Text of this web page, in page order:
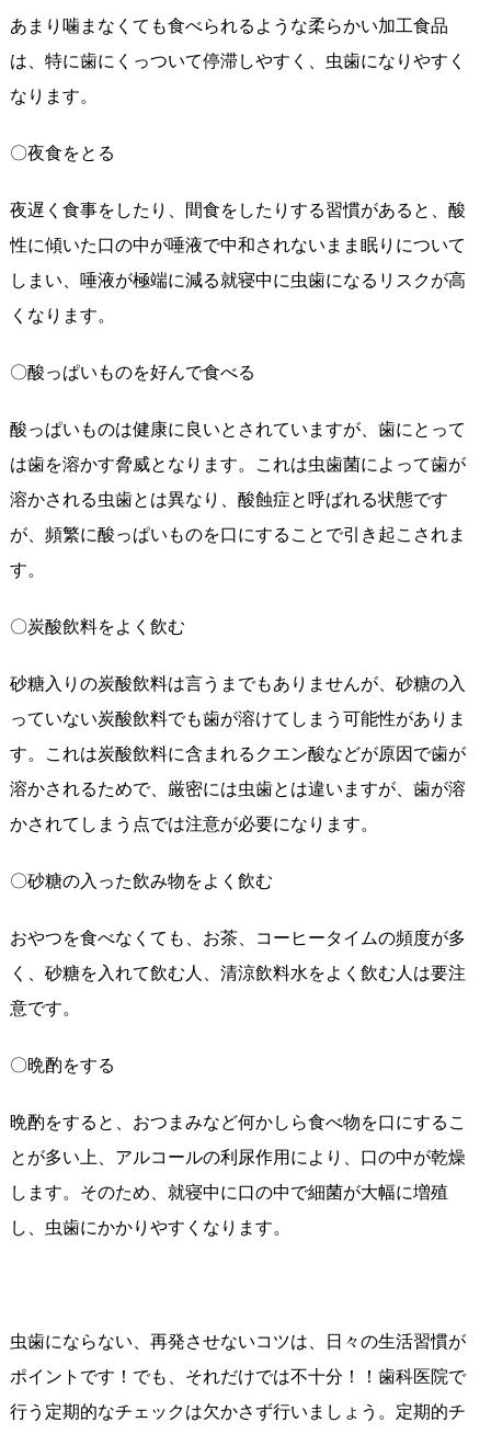
あまり噛まなくても食べられるような柔らかい加工食品
は、特に歯にくっついて停滞しやすく、虫歯になりやすく
なります。
〇夜食をとる
夜遅く食事をしたり、間食をしたりする習慣があると、酸
性に傾いた口の中が唾液で中和されないまま眠りについて
しまい、唾液が極端に減る就寝中に虫歯になるリスクが高
くなります。
〇酸っぱいものを好んで食べる
酸っぱいものは健康に良いとされていますが、歯にとって
は歯を溶かす脅威となります。これは虫歯菌によって歯が
溶かされる虫歯とは異なり、酸蝕症と呼ばれる状態です
が、頻繁に酸っぱいものを口にすることで引き起こされま
す。
〇炭酸飲料をよく飲む
砂糖入りの炭酸飲料は言うまでもありませんが、砂糖の入
っていない炭酸飲料でも歯が溶けてしまう可能性がありま
す。これは炭酸飲料に含まれるクエン酸などが原因で歯が
溶かされるためで、厳密には虫歯とは違いますが、歯が溶
かされてしまう点では注意が必要になります。
〇砂糖の入った飲み物をよく飲む
おやつを食べなくても、お茶、コーヒータイムの頻度が多
く、砂糖を入れて飲む人、清涼飲料水をよく飲む人は要注
意です。
〇晩酌をする
晩酌をすると、おつまみなど何かしら食べ物を口にするこ
とが多い上、アルコールの利尿作用により、口の中が乾燥
します。そのため、就寝中に口の中で細菌が大幅に増殖
し、虫歯にかかりやすくなります。
虫歯にならない、再発させないコツは、日々の生活習慣が
ポイントです！でも、それだけでは不十分！！歯科医院で
行う定期的なチェックは欠かさず行いましょう。定期的チ